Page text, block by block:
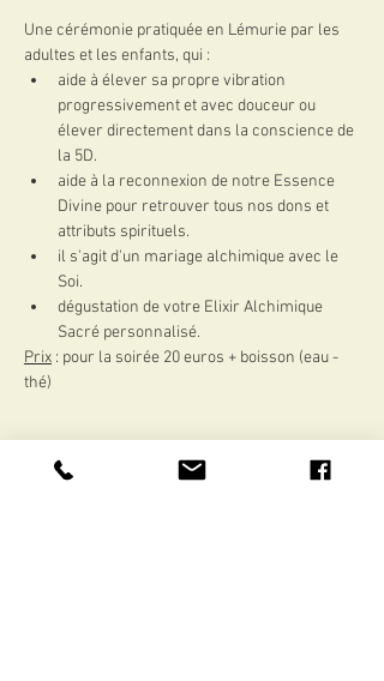
Une cérémonie pratiquée en Lémurie par les
adultes et les enfants, qui :
aide à élever sa propre vibration
progressivement et avec douceur ou
élever directement dans la conscience de
la 5D.
aide à la reconnexion de notre Essence
Divine pour retrouver tous nos dons et
attributs spirituels.
il s'agit d'un mariage alchimique avec le
Soi.
dégustation de votre Elixir Alchimique
Sacré personnalisé.
Prix : pour la soirée 20 euros + boisson (eau -
thé)